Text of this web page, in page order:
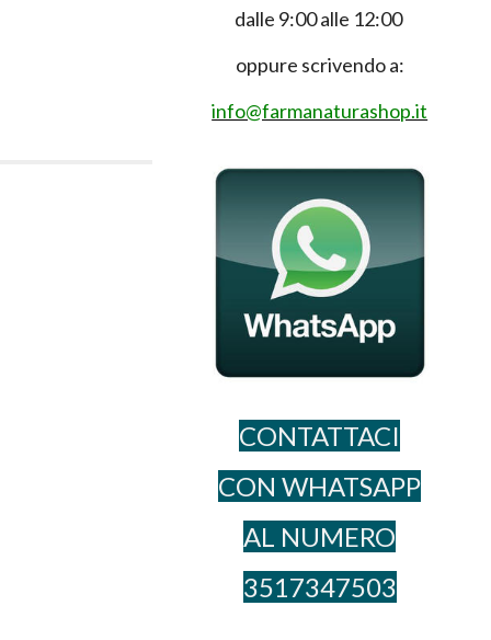
dalle 9:00 alle 12:00
oppure scrivendo a:
info@farmanaturashop.it
CONTATTACI
CON WHATSAPP
AL NUME​RO
3517347503